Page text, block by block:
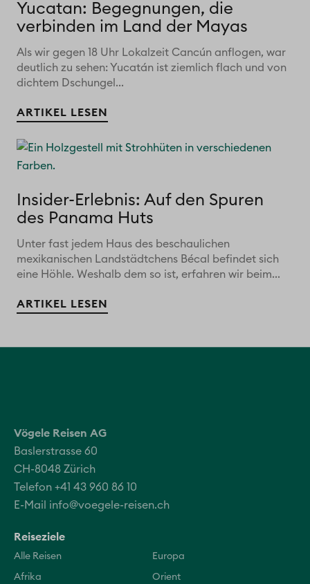
Yucatan: Begegnungen, die
verbinden im Land der Mayas
Als wir gegen 18 Uhr Lokalzeit Cancún anflogen, war
deutlich zu sehen: Yucatán ist ziemlich flach und von
dichtem Dschungel...
ARTIKEL LESEN
Insider-Erlebnis: Auf den Spuren
des Panama Huts
Unter fast jedem Haus des beschaulichen
mexikanischen Landstädtchens Bécal befindet sich
eine Höhle. Weshalb dem so ist, erfahren wir beim...
ARTIKEL LESEN
Vögele Reisen AG
Baslerstrasse 60
CH-8048 Zürich
Telefon +41 43 960 86 10
E-Mail info@voegele-reisen.ch
Reiseziele
Alle Reisen Europa
Afrika Orient